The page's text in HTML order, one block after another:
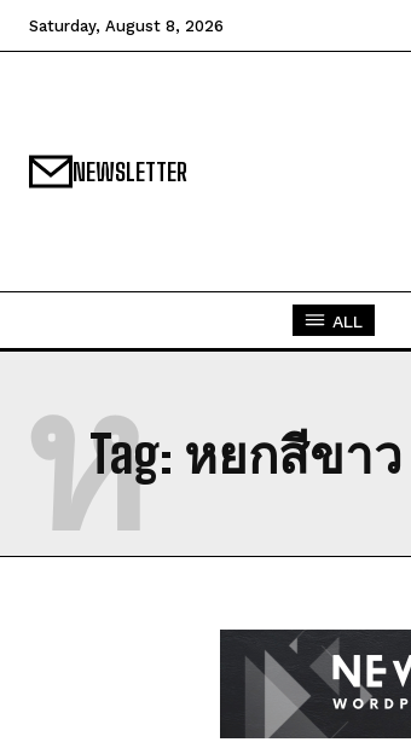
Saturday, August 8, 2026
NEWSLETTER
ALL
Tag: หยกสีขาว
ห